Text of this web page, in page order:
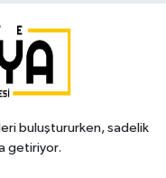
buluştururken, sadelik
getiriyor.